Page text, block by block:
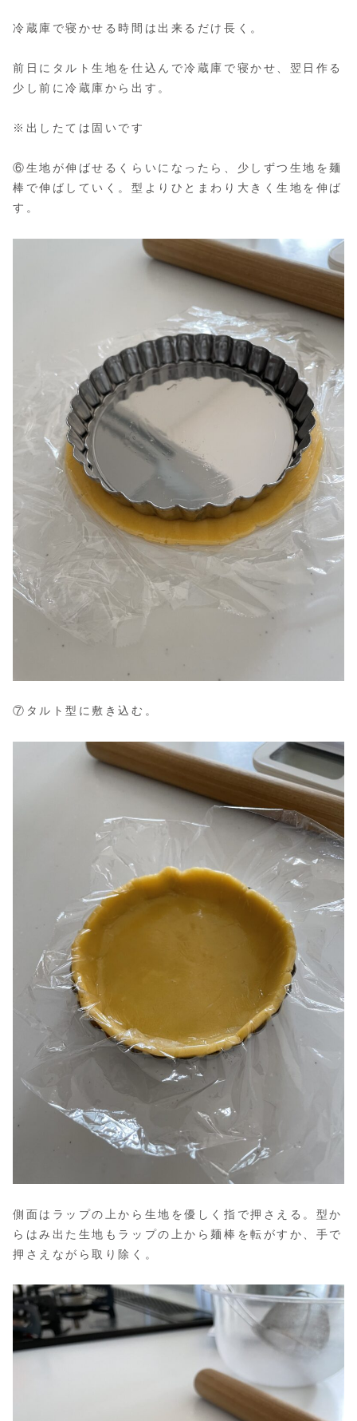
冷蔵庫で寝かせる時間は出来るだけ長く。
前日にタルト生地を仕込んで冷蔵庫で寝かせ、翌日作る
少し前に冷蔵庫から出す。
※出したては固いです
⑥生地が伸ばせるくらいになったら、少しずつ生地を麺
棒で伸ばしていく。型よりひとまわり大きく生地を伸ば
す。
⑦タルト型に敷き込む。
側面はラップの上から生地を優しく指で押さえる。型か
らはみ出た生地もラップの上から麺棒を転がすか、手で
押さえながら取り除く。